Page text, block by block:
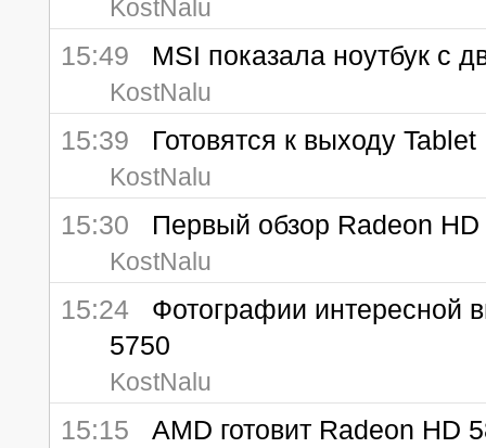
KostNalu
15:49 MSI показала ноутбук с
KostNalu
15:39 Готовятся к выходу
KostNalu
15:30 Первый обзор Radeon HD
KostNalu
15:24 Фотографии интересной
5750
KostNalu
15:15 AMD готовит Radeon HD